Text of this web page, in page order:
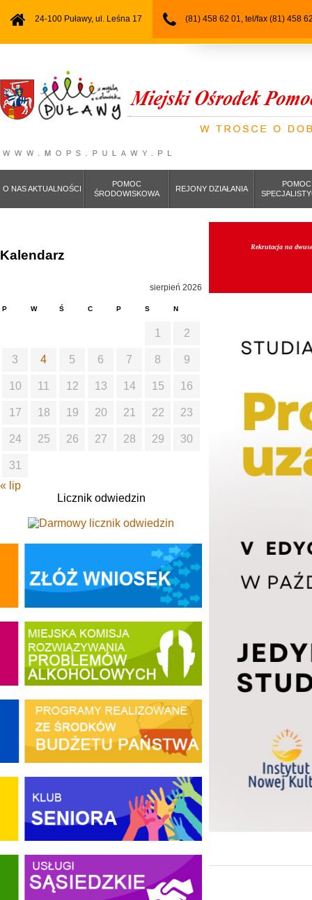
24-100 Puławy, ul. Leśna 17 (81) 458 62 01, tel/fax (81) 458
O NAS AKTUALNOŚCI
POMOC
ŚRODOWISKOWA
REJONY DZIAŁANIA
POMOC
Rekrutacja na
Kalendarz
sierpień 2026
P W Ś C P S N
1 2
3 4 5 6 7 8 9
10 11 12 13 14 15 16
17 18 19 20 21 22 23
24 25 26 27 28 29 30
31
« lip
Licznik odwiedzin